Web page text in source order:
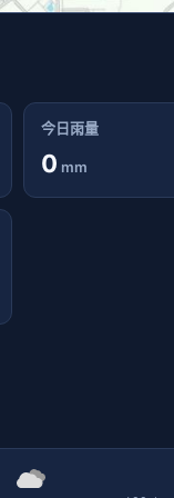
今日雨量
0 mm